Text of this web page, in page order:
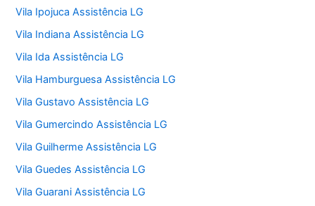
Vila Ipojuca Assistência LG
Vila Indiana Assistência LG
Vila Ida Assistência LG
Vila Hamburguesa Assistência LG
Vila Gustavo Assistência LG
Vila Gumercindo Assistência LG
Vila Guilherme Assistência LG
Vila Guedes Assistência LG
Vila Guarani Assistência LG